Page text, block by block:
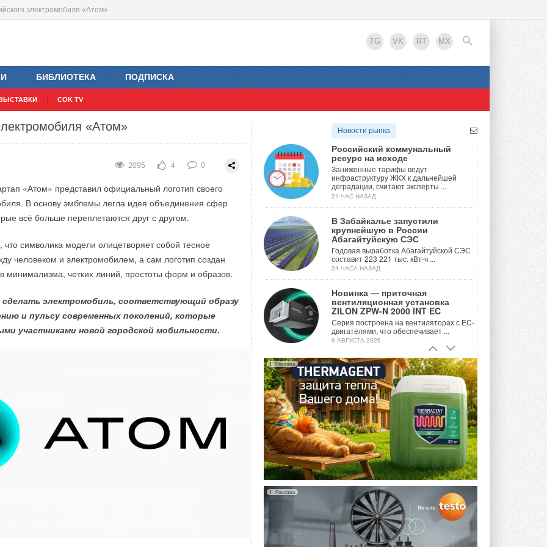
электромобиля «Атом»
TG VK RT MX
ВЫСТАВКИ COK TV
БИБЛИОТЕКА ПОДПИСКА
EN
«Атом»
2095 4 0
«Атом» представил официальный логотип своего
В основу эмблемы легла идея объединения сфер
всё больше переплетаются друг с другом.
символика модели олицетворяет собой тесное
человеком и электромобилем, а сам логотип создан
минимализма, четких линий, простоты форм и образов.
электромобиль, соответствующий образу
и пульсу современных поколений, которые
участниками новой городской мобильности.
Новости рынка
Российский коммунальный
ресурс на исходе
Заниженные тарифы ведут
инфраструктуру ЖКХ к дальнейшей
деградации, считают эксперты ...
21 ЧАС НАЗАД
В Забайкалье запустили
крупнейшую в России
Абагайтуйскую СЭС
Годовая выработка Абагайтуйской СЭС
составит 223 221 тыс. кВт-ч ...
24 ЧАСА НАЗАД
Новинка — приточная
вентиляционная установка
ZILON ZPW-N 2000 INT EC
Серия построена на вентиляторах с EC-
двигателями, что обеспечивает ...
6 АВГУСТА 2026
Учёные ЮУрГУ создали
каскадную установку,
объединяющую солнечную и
геотермальную энергию
Природосберегающие технологии ...
6 АВГУСТА 2026
Для Арктики создали
технологию защиты
ветрогенераторов от аварий
Разработка учитывает влияние
мерзлоты, обледенения и снеговых ...
6 АВГУСТА 2026
Гибридный тепловой насос PV/T
с одним общим испарителем
Исследователи предложили
конструкцию двухисточникового ...
Реклама
Реклама
партнерское соглашение с ГК
2560 1 0
«Атомэнергопроект» Госкорпорации
партнерское соглашение с ГК «СиСофт».
22 ноября, в рамках Международного форума
компания «Атомэнергопроект» госкорпорации
соглашение о сотрудничестве в области
с крупнейшим отечественным разработчиком
акций казахстанского производителя
2733 2 0